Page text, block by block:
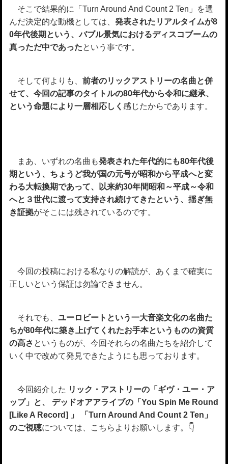
そこで結果的に「Turn Around And Count 2 Ten」を選
んだ決定的な動機としては、 発表されたリアルタイムが8
0年代後期という、バブル景気におけるディスコブームの
真っただ中であったという事です。
そして何よりも、 前者のリックアストリーの名曲と併
せて、今回の記事のタイトルの80年代から令和に継承、
という命題により一層相応しく 感じたからであります。
まあ、いずれの名曲も発表された年代的にも80年代後
期という、ちょうど我が国の元号が昭和から平成へと変
わる大転換期であって、以来約30年間昭和～平成～令和
へと３世代に渡って支持され続けてきたという、揺ぎ無
き証拠がそこには残されているのです。
今回の投稿における私なりの解読が、あくまで確実に
正しいという保証は勿論できません。
それでも、 ユーロビートという一大音楽文化の名曲た
ちが80年代に築き上げてくれたお手本というものの資質
の高さ というものが、今回それらの名曲たちを紹介して
いく中で改めて発見できたようにも思っております。
今回紹介した リック・アストリーの「ギヴ・ユー・ア
ップ」と、 デッドオアアライブの「You Spin Me Round
[Like A Record] 」
「Turn Around And Count 2 Ten」
のご視聴については、こちらよりお願いします。👇